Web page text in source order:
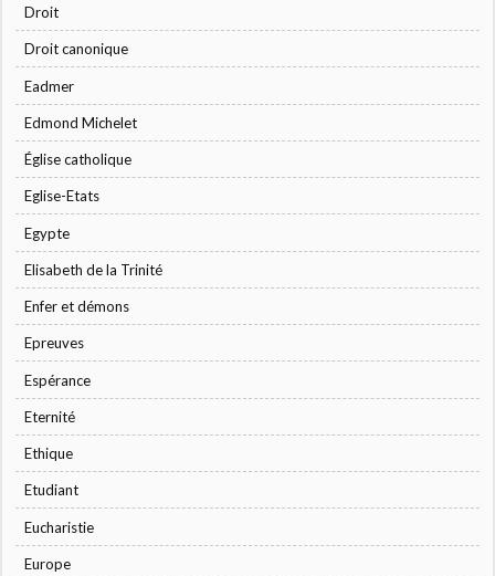
Droit
Droit canonique
Eadmer
Edmond Michelet
Église catholique
Eglise-Etats
Egypte
Elisabeth de la Trinité
Enfer et démons
Epreuves
Espérance
Eternité
Ethique
Etudiant
Eucharistie
Europe